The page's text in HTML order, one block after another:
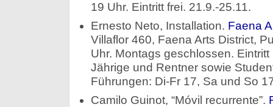
19 Uhr. Eintritt frei. 21.9.-25.11.
Ernesto Neto, Installation. Faena
Villaflor 460, Faena Arts District,
Uhr. Montags geschlossen.
Jährige und Rentner sowie
Führungen: Di-Fr 17, Sa und So
Camilo Guinot, “Móvil recurrente”.